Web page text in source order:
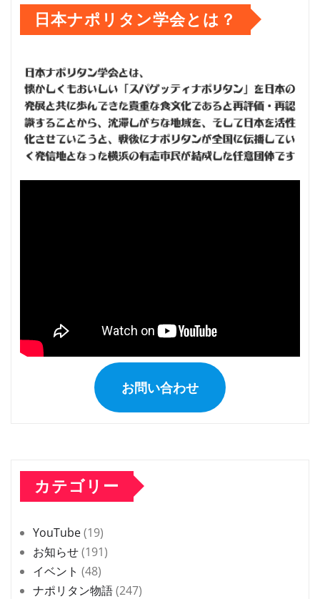
日本ナポリタン学会とは？
お問い合わせ
カテゴリー
YouTube(19)
お知らせ(191)
イベント (48)
ナポリタン物語(247)